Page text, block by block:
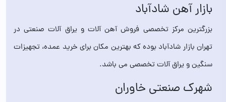
بازار آهن شاد‌آباد
بزرگترین مرکز تخصصی فروش آهن‌ آلات و یراق‌ آلات صنعتی در
تهران بازار شادآباد بوده که بهترین مکان برای خرید عمده، تجهیزات
سنگین و یراق‌ آلات تخصصی می باشد.
شهرک صنعتی خاوران